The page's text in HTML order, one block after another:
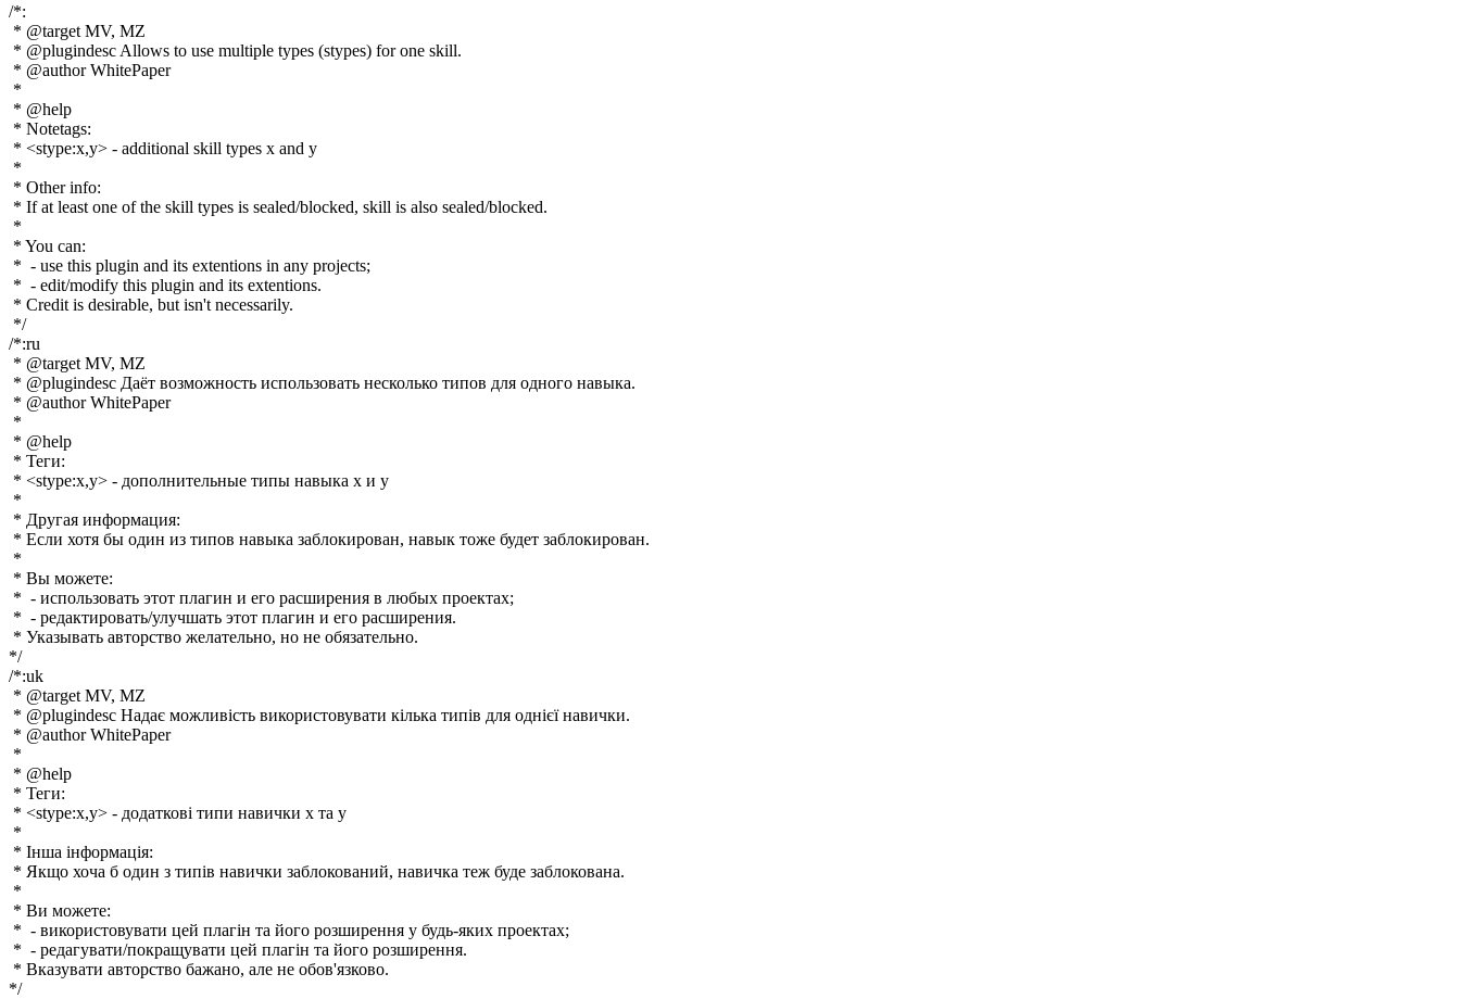
/*:
* @target MV, MZ
* @plugindesc Allows to use multiple types (stypes) for one skill.
* @author WhitePaper
*
* @help
* Notetags:
* <stype:x,y> - additional skill types x and y
*
* Other info:
* If at least one of the skill types is sealed/blocked, skill is also sealed/blocked.
*
* You can:
*  - use this plugin and its extentions in any projects;
*  - edit/modify this plugin and its extentions.
* Credit is desirable, but isn't necessarily.
*/
/*:ru
* @target MV, MZ
* @plugindesc Даёт возможность использовать несколько типов для одного навыка.
* @author WhitePaper
*
* @help
* Теги:
* <stype:x,y> - дополнительные типы навыка x и y
*
* Другая информация:
* Если хотя бы один из типов навыка заблокирован, навык тоже будет заблокирован.
*
* Вы можете:
*  - использовать этот плагин и его расширения в любых проектах;
*  - редактировать/улучшать этот плагин и его расширения.
* Указывать авторство желательно, но не обязательно.
*/
/*:uk
* @target MV, MZ
* @plugindesc Надає можливість використовувати кілька типів для однієї навички.
* @author WhitePaper
*
* @help
* Теги:
* <stype:x,y> - додаткові типи навички x та y
*
* Інша інформація:
* Якщо хоча б один з типів навички заблокований, навичка теж буде заблокована.
*
* Ви можете:
*  - використовувати цей плагін та його розширення у будь-яких проектах;
*  - редагувати/покращувати цей плагін та його розширення.
* Вказувати авторство бажано, але не обов'язково.
*/